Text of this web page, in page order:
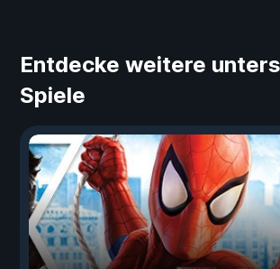
Entdecke weitere
Spiele